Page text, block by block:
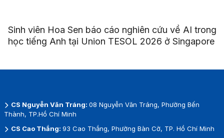
Sinh viên Hoa Sen báo cáo nghiên cứu về AI trong
học tiếng Anh tại Union TESOL 2026 ở Singapore
CS Nguyễn Văn Tráng: 08 Nguyễn Văn Tráng, Phường Bến
Thành, TP.Hồ Chí Minh
CS Cao Thắng: 93 Cao Thắng, Phường Bàn Cờ, TP. Hồ Chí Minh